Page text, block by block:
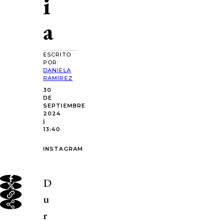
a
ESCRITO
POR:
DANIELA
RAMÍREZ
30
DE
SEPTIEMBRE
2024
|
13:40
INSTAGRAM
D
u
r